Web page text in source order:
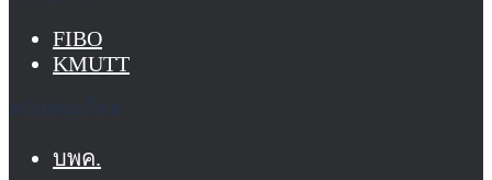
FIBO
KMUTT
บพค.